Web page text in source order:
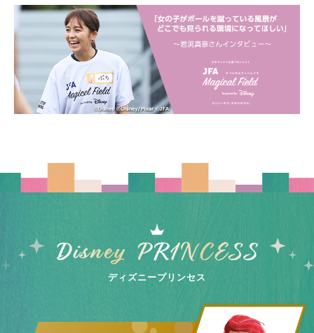
ディズニープリンセス